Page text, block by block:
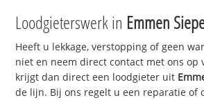
Loodgieterswerk in Emmen
Heeft u lekkage, verstopping of geen
niet en neem direct contact met ons op
krijgt dan direct een loodgieter uit
de lijn. Bij ons regelt u een reparatie of